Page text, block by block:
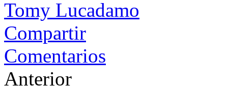
Tomy Lucadamo
Compartir
Comentarios
Anterior